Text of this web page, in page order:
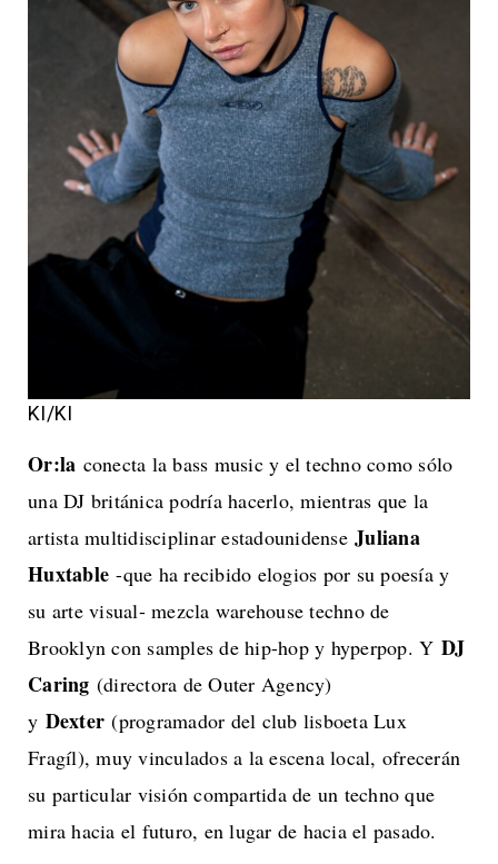
KI/KI
Or:la conecta la bass music y el techno como sólo
una DJ británica podría hacerlo, mientras que la
artista multidisciplinar estadounidense Juliana
Huxtable-que ha recibido elogios por su poesía y
su arte visual- mezcla warehouse techno de
Brooklyn con samples de hip-hop y hyperpop. Y DJ
Caring (directora de Outer Agency)
y Dexter(programador del club lisboeta Lux
Fragíl), muy vinculados a la escena local, ofrecerán
su particular visión compartida de un techno que
mira hacia el futuro, en lugar de hacia el pasado.